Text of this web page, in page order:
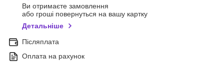
Ви отримаєте замовлення
або гроші повернуться на вашу картку
Детальніше
Післяплата
Оплата на рахунок